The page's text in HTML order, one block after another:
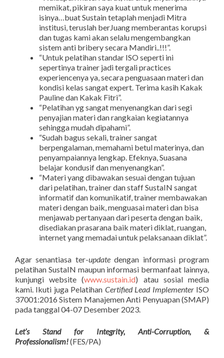
memikat, pikiran saya kuat untuk menerima
isinya…buat Sustain tetaplah menjadi Mitra
institusi, teruslah berJuang memberantas korupsi
dan tugas kami akan selalu mengembangkan
sistem anti bribery secara Mandiri..!!!”.
“Untuk pelatihan standar ISO seperti ini
sepertinya trainer jadi tergali practices
experiencenya ya, secara penguasaan materi dan
kondisi kelas sangat expert. Terima kasih Kakak
Pauline dan Kakak Fitri”.
“Pelatihan yg sangat menyenangkan dari segi
penyajian materi dan rangkaian kegiatannya
sehingga mudah dipahami”.
“Sudah bagus sekali, trainer sangat
berpengalaman, memahami betul materinya, dan
penyampaiannya lengkap. Efeknya, Suasana
belajar kondusif dan menyenangkan”.
“Materi yang dibawakan sesuai dengan tujuan
dari pelatihan, trainer dan staff SustaIN sangat
informatif dan komunikatif, trainer membawakan
materi dengan baik, menguasai materi dan bisa
menjawab pertanyaan dari peserta dengan baik,
disediakan prasarana baik materi diklat, ruangan,
internet yang memadai untuk pelaksanaan diklat”.
Agar senantiasa ter-updatedengan informasi program
pelatihan SustaIN maupun informasi bermanfaat lainnya,
kunjungi website (www.sustain.id) atau sosial media
kami. Ikuti juga Pelatihan Certified Lead ImplementerISO
37001:2016 Sistem Manajemen Anti Penyuapan (SMAP)
pada tanggal 04-07 Desember 2023.
Let’s Stand for Integrity, Anti-Corruption, &
Professionalism!(FES/PA)